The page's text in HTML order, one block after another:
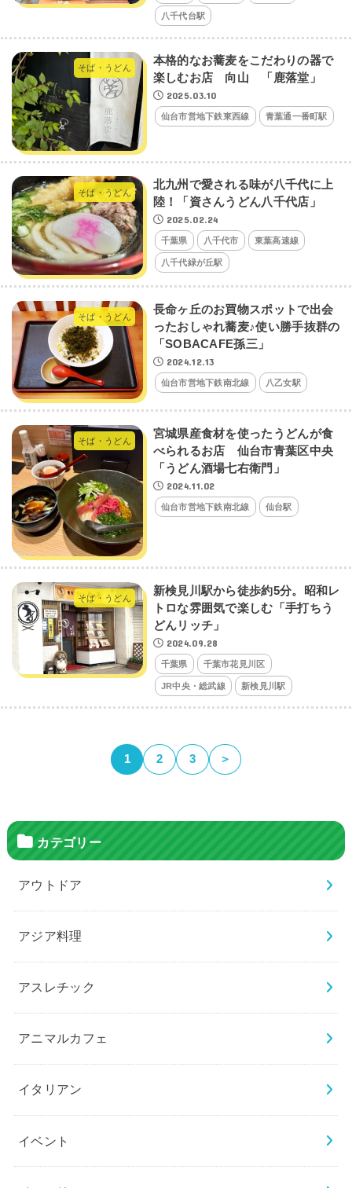
八千代台駅
そば・うどん
本格的なお蕎麦をこだわりの器で
楽しむお店 向山 「鹿落堂」
2025.03.10
仙台市営地下鉄東西線 青葉通一番町駅
そば・うどん
北九州で愛される味が八千代に上
陸！「資さんうどん八千代店」
2025.02.24
千葉県 八千代市 東葉高速線
八千代緑が丘駅
そば・うどん
長命ヶ丘のお買物スポットで出会
ったおしゃれ蕎麦♪使い勝手抜群の
「SOBACAFE孫三」
2024.12.13
仙台市営地下鉄南北線 八乙女駅
そば・うどん
宮城県産食材を使ったうどんが食
べられるお店 仙台市青葉区中央
「うどん酒場七右衛門」
2024.11.02
仙台市営地下鉄南北線 仙台駅
そば・うどん
新検見川駅から徒歩約5分。昭和レ
トロな雰囲気で楽しむ「手打ちう
どんリッチ」
2024.09.28
千葉県 千葉市花見川区
JR中央・総武線 新検見川駅
1 2 3 ＞
カテゴリー
アウトドア
アジア料理
アスレチック
アニマルカフェ
イタリアン
イベント